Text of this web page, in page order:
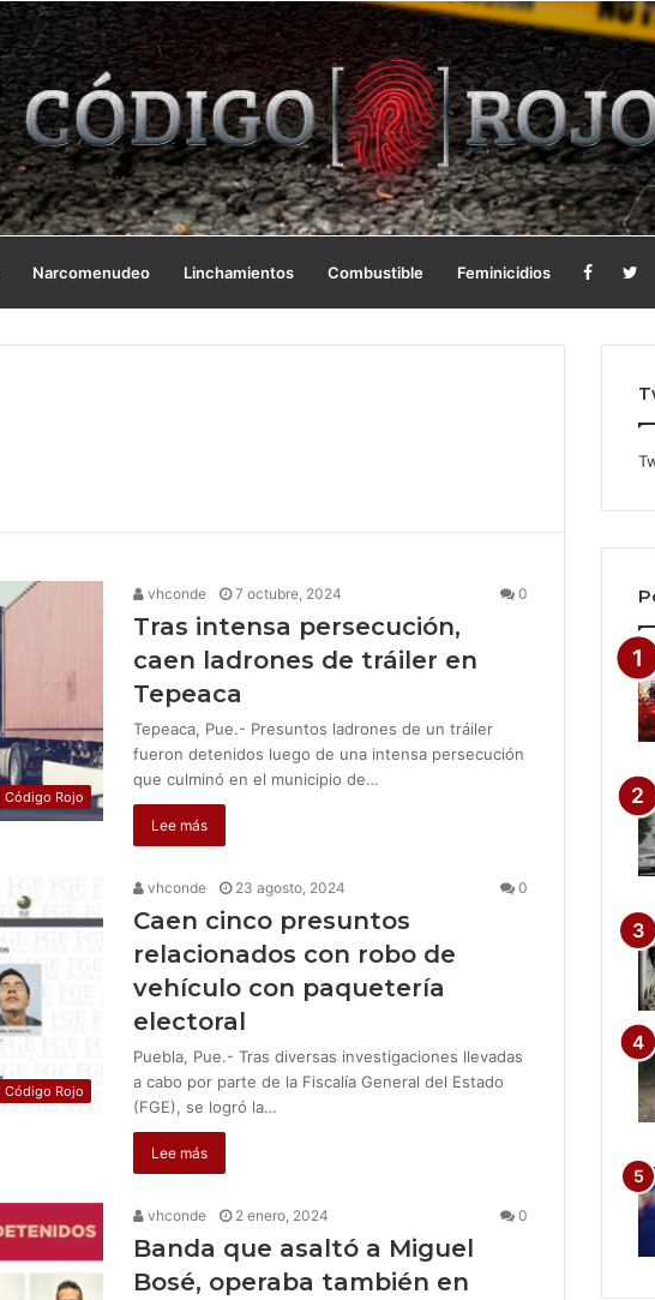
Narcomenudeo Linchamientos Combustible Feminicidios
Código Rojo
vhconde 7 octubre, 2024 0
Tras intensa persecución,
caen ladrones de tráiler en
Tepeaca
Tepeaca, Pue.- Presuntos ladrones de un tráiler
fueron detenidos luego de una intensa persecución
que culminó en el municipio de…
Lee más
Código Rojo
vhconde 23 agosto, 2024 0
Caen cinco presuntos
relacionados con robo de
vehículo con paquetería
electoral
Puebla, Pue.- Tras diversas investigaciones llevadas
a cabo por parte de la Fiscalía General del Estado
(FGE), se logró la…
Lee más
vhconde 2 enero, 2024 0
Banda que asaltó a Miguel
Bosé, operaba también en